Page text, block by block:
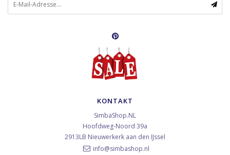
KONTAKT
SimbaShop.NL
Hoofdweg-Noord 39a
2913LB Nieuwerkerk aan den IJssel
info@simbashop.nl